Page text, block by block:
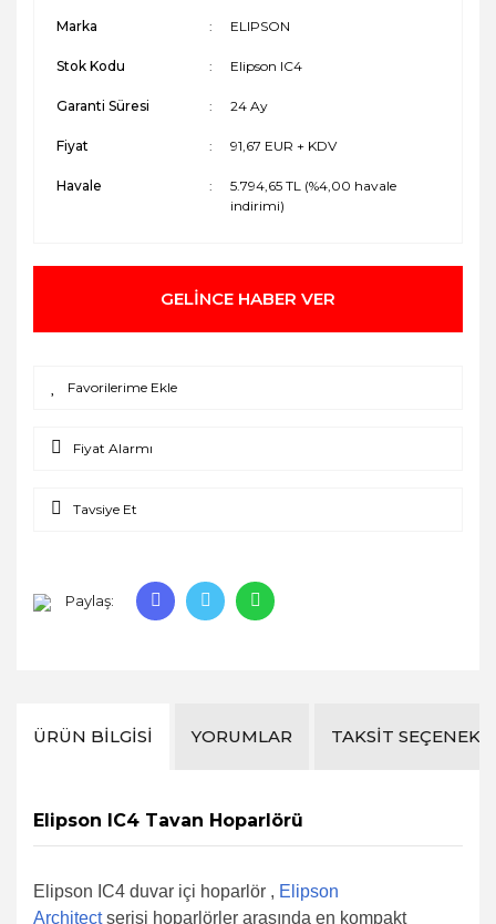
Marka ELIPSON
Stok Kodu Elipson IC4
Garanti Süresi 24 Ay
Fiyat 91,67 EUR + KDV
Havale
5.794,65 TL (%4,00 havale
indirimi)
GELİNCE HABER VER
Fiyat Alarmı
Tavsiye Et
Paylaş:
ÜRÜN BILGISI YORUMLAR TAKSIT
Elipson IC4 Tavan Hoparlörü
Elipson IC4 duvar içi hoparlör , Elipson
Architectserisi hoparlörler arasında en kompakt